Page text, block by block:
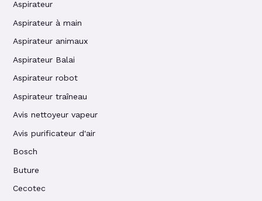
Aspirateur
Aspirateur à main
Aspirateur animaux
Aspirateur Balai
Aspirateur robot
Aspirateur traîneau
Avis nettoyeur vapeur
Avis purificateur d'air
Bosch
Buture
Cecotec